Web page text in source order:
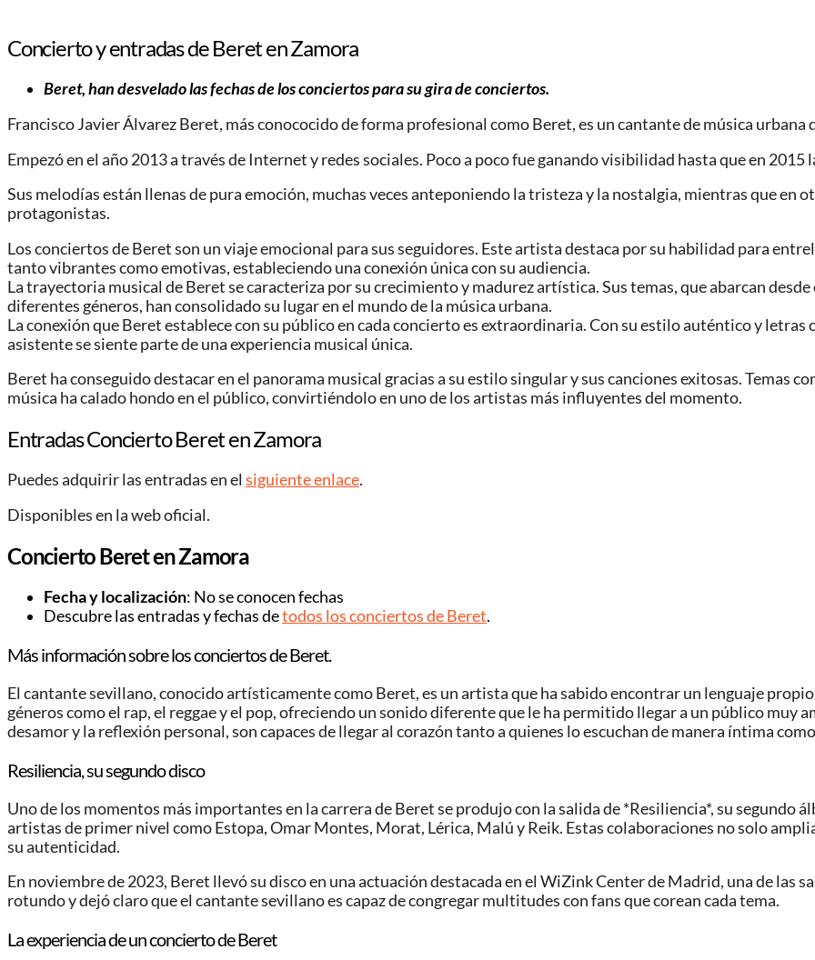
Concierto y entradas de Beret en Zamora
Beret, han desvelado las fechas de los conciertos para su gira de conciertos.
Francisco Javier Álvarez Beret, más conococido de forma profesional como Beret, es un cantante de música urbana
Empezó en el año 2013 a través de Internet y redes sociales. Poco a poco fue ganando visibilidad hasta que en
Sus melodías están llenas de pura emoción, muchas veces anteponiendo la tristeza y la nostalgia, mientras que en
protagonistas.
Los conciertos de Beret son un viaje emocional para sus seguidores. Este artista destaca por su habilidad para
tanto vibrantes como emotivas, estableciendo una conexión única con su audiencia.
La trayectoria musical de Beret se caracteriza por su crecimiento y madurez artística. Sus temas, que abarcan
diferentes géneros, han consolidado su lugar en el mundo de la música urbana.
La conexión que Beret establece con su público en cada concierto es extraordinaria. Con su estilo auténtico y letras
asistente se siente parte de una experiencia musical única.
Beret ha conseguido destacar en el panorama musical gracias a su estilo singular y sus canciones exitosas. Temas
música ha calado hondo en el público, convirtiéndolo en uno de los artistas más influyentes del momento.
Entradas Concierto Beret en Zamora
Puedes adquirir las entradas en el siguiente enlace.
Disponibles en la web oficial.
Concierto Beret en Zamora
Fecha y localización: No se conocen fechas
Descubre las entradas y fechas detodos los conciertos de Beret.
Más información sobre los conciertos de Beret.
El cantante sevillano, conocido artísticamente como Beret, es un artista que ha sabido encontrar un lenguaje
géneros como el rap, el reggae y el pop, ofreciendo un sonido diferente que le ha permitido llegar a un público muy
desamor y la reflexión personal, son capaces de llegar al corazón tanto a quienes lo escuchan de manera íntima
Resiliencia, su segundo disco
Uno de los momentos más importantes en la carrera de Beret se produjo con la salida de *Resiliencia*, su segundo
artistas de primer nivel como Estopa, Omar Montes, Morat, Lérica, Malú y Reik. Estas colaboraciones no solo
su autenticidad.
En noviembre de 2023, Beret llevó su disco en una actuación destacada en el WiZink Center de Madrid, una de las
rotundo y dejó claro que el cantante sevillano es capaz de congregar multitudes con fans que corean cada tema.
La experiencia de un concierto de Beret